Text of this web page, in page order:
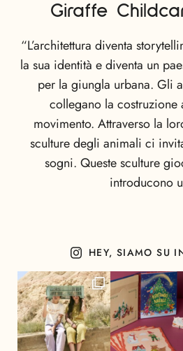
Giraffe
“L’architettura diventa
la sua identità e diventa un
per la giungla urbana. Gli
collegano la costruzione
movimento. Attraverso la
sculture degli animali ci
sogni. Queste sculture
introducono
HEY, SIAMO SU